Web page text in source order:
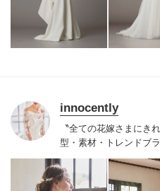
innocently
〝全ての花嫁さまにき
型・素材・トレンドブ
る〟幅広いラインナッ
ンにこだわったオリジ
国内外の有名デザイナ